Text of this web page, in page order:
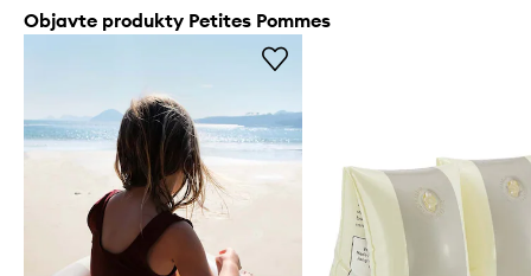
Objavte produkty Petites Pommes